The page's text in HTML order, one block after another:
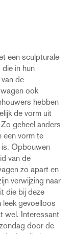
een sculpturale
in hun
de
ook
hebben
de vorm uit
geheel anders
een vorm te
is. Opbouwen
van de
zo apart en
verwijzing naar
die bij deze
leek gevoelloos
wel. Interessant
door de